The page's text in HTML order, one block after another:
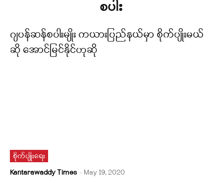
စပါး
ဂျပန်ဆန်စပါးမျိုး ကယားပြည်နယ်မှာ စိုက်ပျိုးမယ်
ဆို အောင်မြင်နိုင်ဟုဆို
စိုက်ပျိုးရေး
Kantarawaddy Times - May 19, 2020